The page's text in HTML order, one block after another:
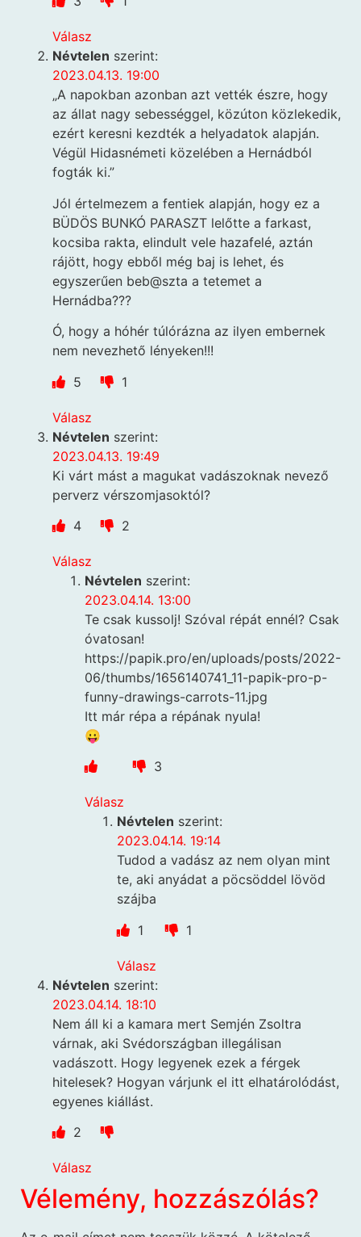
Válasz
Névtelen szerint:
2023.04.13. 19:00
„A napokban azonban azt vették észre, hogy
az állat nagy sebességgel, közúton közlekedik,
ezért keresni kezdték a helyadatok alapján.
Végül Hidasnémeti közelében a Hernádból
fogták ki.”
Jól értelmezem a fentiek alapján, hogy ez a
BÜDÖS BUNKÓ PARASZT lelőtte a farkast,
kocsiba rakta, elindult vele hazafelé, aztán
rájött, hogy ebből még baj is lehet, és
egyszerűen beb@szta a tetemet a
Hernádba???
Ó, hogy a hóhér túlórázna az ilyen embernek
nem nevezhető lényeken!!!
5
1
Válasz
Névtelen szerint:
2023.04.13. 19:49
Ki várt mást a magukat vadászoknak nevező
perverz vérszomjasoktól?
4
2
Válasz
Névtelen szerint:
2023.04.14. 13:00
Te csak kussolj! Szóval répát ennél? Csak
óvatosan!
https://papik.pro/en/uploads/posts/2022-
06/thumbs/1656140741_11-papik-pro-p-
funny-drawings-carrots-11.jpg
Itt már répa a répának nyula!
😛
3
Válasz
Névtelen szerint:
2023.04.14. 19:14
Tudod a vadász az nem olyan mint
te, aki anyádat a pöcsöddel lövöd
szájba
1
1
Válasz
Névtelen szerint:
2023.04.14. 18:10
Nem áll ki a kamara mert Semjén Zsoltra
várnak, aki Svédországban illegálisan
vadászott. Hogy legyenek ezek a férgek
hitelesek? Hogyan várjunk el itt elhatárolódást,
egyenes kiállást.
2
Válasz
Vélemény, hozzászólás?